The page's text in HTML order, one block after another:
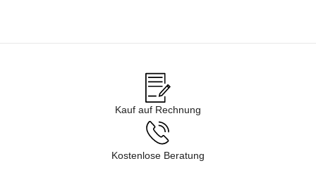
Kauf auf Rechnung
Kostenlose Beratung